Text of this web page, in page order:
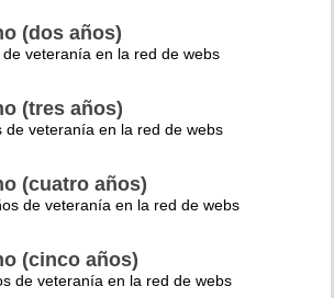
(dos años)
de veteranía en la red de webs
(tres años)
de veteranía en la red de webs
(cuatro años)
de veteranía en la red de webs
(cinco años)
de veteranía en la red de webs